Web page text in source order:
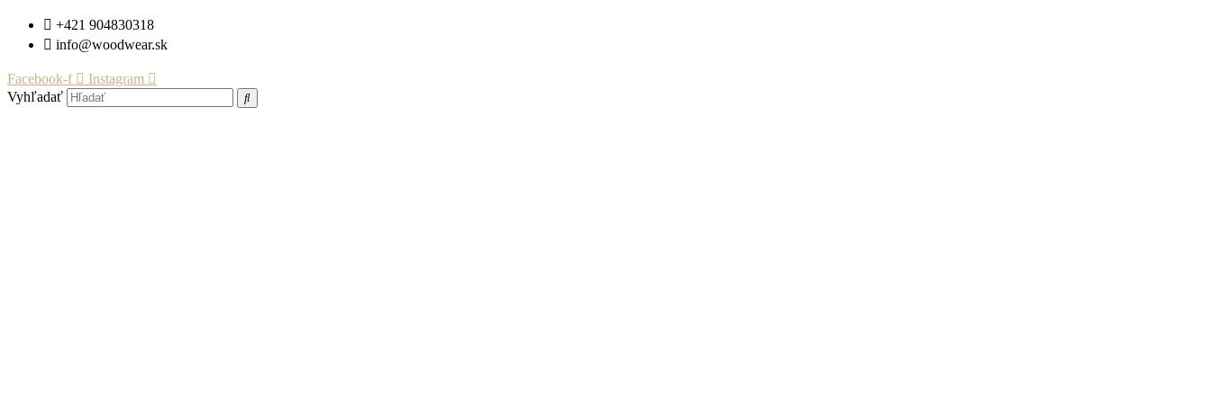
Preskočiť+421 904830318
info@woodwear.sk
Facebook-f
Instagram
Vyhľadať